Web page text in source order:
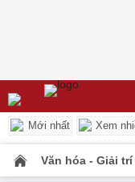
Mới nhất Xem
Văn hóa - Giải trí